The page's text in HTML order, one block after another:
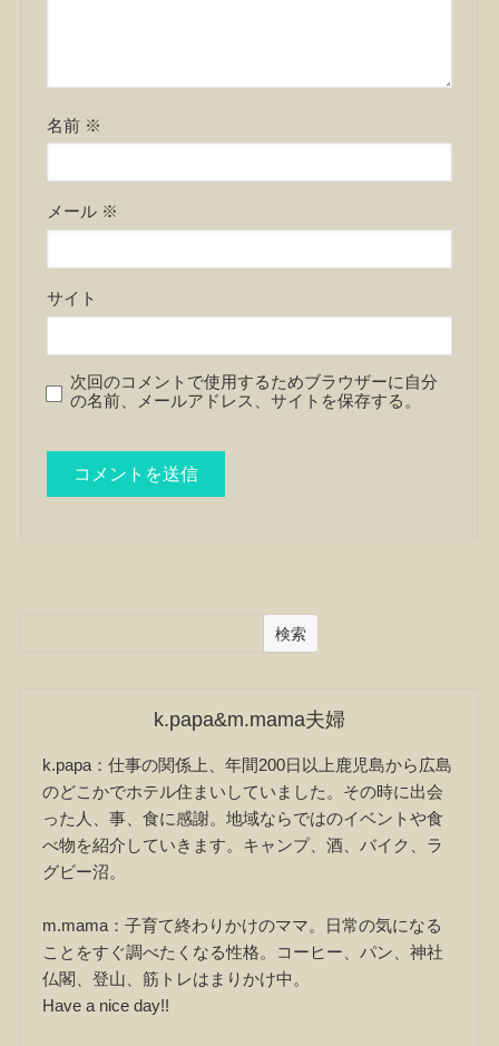
名前 ※
メール ※
サイト
次回のコメントで使用するためブラウザーに自分
の名前、メールアドレス、サイトを保存する。
検索
k.papa&m.mama夫婦
k.papa：仕事の関係上、年間200日以上鹿児島から広島
のどこかでホテル住まいしていました。その時に出会
った人、事、食に感謝。地域ならではのイベントや食
べ物を紹介していきます。キャンプ、酒、バイク、ラ
グビー沼。
m.mama：子育て終わりかけのママ。日常の気になる
ことをすぐ調べたくなる性格。コーヒー、パン、神社
仏閣、登山、筋トレはまりかけ中。
Have a nice day!!